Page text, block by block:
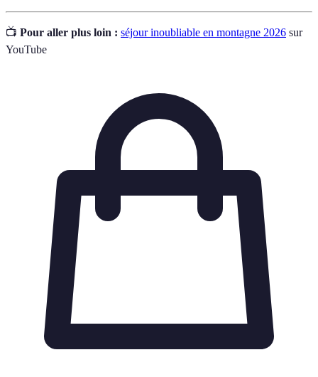
📺 Pour aller plus loin : séjour inoubliable en montagne 2026 sur
YouTube